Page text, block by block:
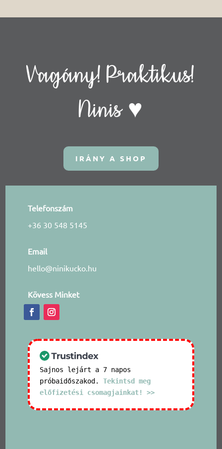
Vagány! Praktikus!
Ninis ♥
IRÁNY A SHOP
Telefonszám
+36 30 548 5145
Email
hello@ninikucko.hu
Kövess Minket
Sajnos lejárt a 7 napos
próbaidőszakod. Tekintsd meg
előfizetési csomagjainkat! >>